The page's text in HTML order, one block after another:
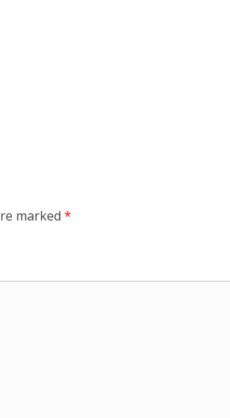
marked *